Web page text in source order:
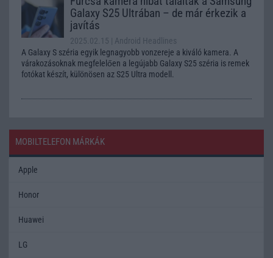
Galaxy S25 Ultrában – de már érkezik a
javítás
2025.02.15
| Android Headlines
A Galaxy S széria egyik legnagyobb vonzereje a kiváló kamera. A
várakozásoknak megfelelően a legújabb Galaxy S25 széria is remek
fotókat készít, különösen az S25 Ultra modell.
MOBILTELEFON MÁRKÁK
Apple
Honor
Huawei
LG